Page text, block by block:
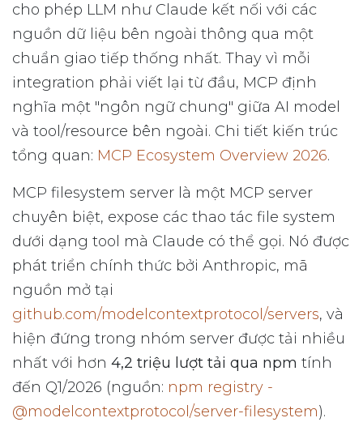
cho phép LLM như Claude kết nối với các
nguồn dữ liệu bên ngoài thông qua một
chuẩn giao tiếp thống nhất. Thay vì mỗi
integration phải viết lại từ đầu, MCP định
nghĩa một "ngôn ngữ chung" giữa AI model
và tool/resource bên ngoài. Chi tiết kiến trúc
tổng quan: MCP Ecosystem Overview 2026.
MCP filesystem server là một MCP server
chuyên biệt, expose các thao tác file system
dưới dạng tool mà Claude có thể gọi. Nó được
phát triển chính thức bởi Anthropic, mã
nguồn mở tại
github.com/modelcontextprotocol/servers, và
hiện đứng trong nhóm server được tải nhiều
nhất với hơn 4,2 triệu lượt tải qua npm tính
đến Q1/2026 (nguồn: npm registry -
@modelcontextprotocol/server-filesystem).